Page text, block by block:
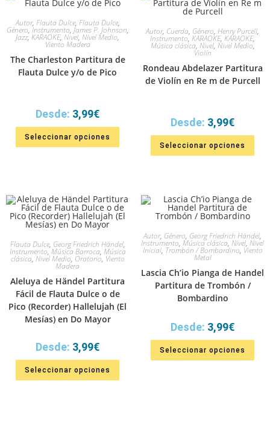
Autor, Flauta Dulce, Flauta Dulce,
Género, Instrumento, James P. Johnson,
Jazz, KARAOKE, Nivel, Nivel Medio,
Viento Madera
The Charleston Partitura de
Flauta Dulce y/o de Pico
Desde: 3,99€
Seleccionar opciones
Autor, Cuerda, Género, Henry Purcell,
Instrumento, KARAOKE, KARAOKE,
Música clásica, Nivel, Nivel Medio,
Violín
Rondeau Abdelazer Partitura
de Violín en Re m de Purcell
Desde: 3,99€
Seleccionar opciones
Flauta Dulce, Georg Friedrich Händel,
Instrumento,Música Barroca, Música
clásica, Nivel Medio, Oratorio, Viento
Madera
Aleluya de Händel Partitura
Fácil de Flauta Dulce o de
Pico (Recorder) Hallelujah (El
Mesías) en Do Mayor
Desde: 3,99€
Seleccionar opciones
Autor, Género, Georg Friedrich Händel,
Instrumento, Música clásica, Nivel, Nivel
Inicial, Trombón / Bombardino, Viento
Metal
Lascia Ch’io Pianga de Handel
Partitura de Trombón /
Bombardino
Desde: 3,99€
Seleccionar opciones